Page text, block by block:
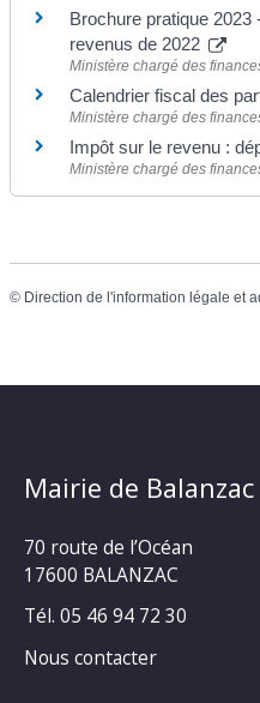
Brochure pratique 2023
revenus de 2022
Ministère chargé des
Calendrier fiscal des
Ministère chargé des
Impôt sur le revenu :
Ministère chargé des
© Direction de l'information légale et
Mairie de Balanzac
70 route de l’Océan
17600 BALANZAC
Tél. 05 46 94 72 30
Nous contacter